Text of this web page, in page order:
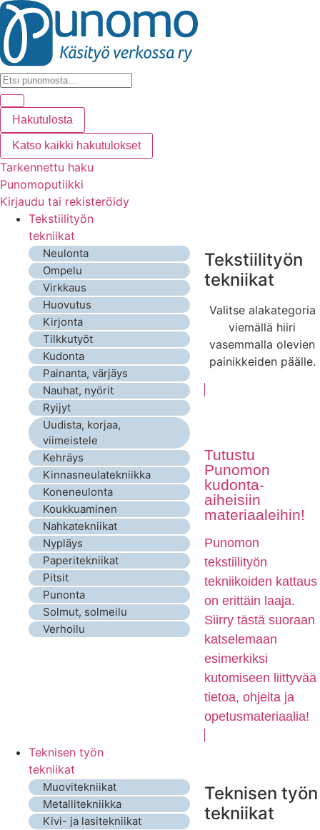
Hakutulosta
Katso kaikki hakutulokset
Tarkennettu haku
Punomoputiikki
Kirjaudu tai rekisteröidy
Tekstiilityön
tekniikat
Neulonta
Ompelu
Virkkaus
Huovutus
Kirjonta
Tilkkutyöt
Kudonta
Painanta, värjäys
Nauhat, nyörit
Ryijyt
Uudista, korjaa,
viimeistele
Kehräys
Kinnasneulatekniikka
Koneneulonta
Koukkuaminen
Nahkatekniikat
Nypläys
Paperitekniikat
Pitsit
Punonta
Solmut, solmeilu
Verhoilu
Tekstiilityön
tekniikat
Valitse alakategoria
viemällä hiiri
vasemmalla olevien
painikkeiden päälle.
Tutustu
Punomon
kudonta-
aiheisiin
materiaaleihin!
Punomon
tekstiilityön
tekniikoiden kattaus
on erittäin laaja.
Siirry tästä suoraan
katselemaan
esimerkiksi
kutomiseen liittyvää
tietoa, ohjeita ja
opetusmateriaalia!
Teknisen työn
tekniikat
Muovitekniikat
Metallitekniikka
Kivi- ja lasitekniikat
Teknisen työn
tekniikat